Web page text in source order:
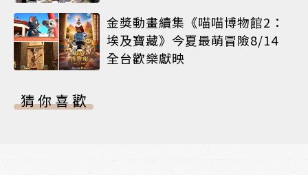
金獎動畫續集《喵喵博物館2：
埃及寶藏》今夏最萌冒險8/14
全台歡樂獻映
猜你喜歡